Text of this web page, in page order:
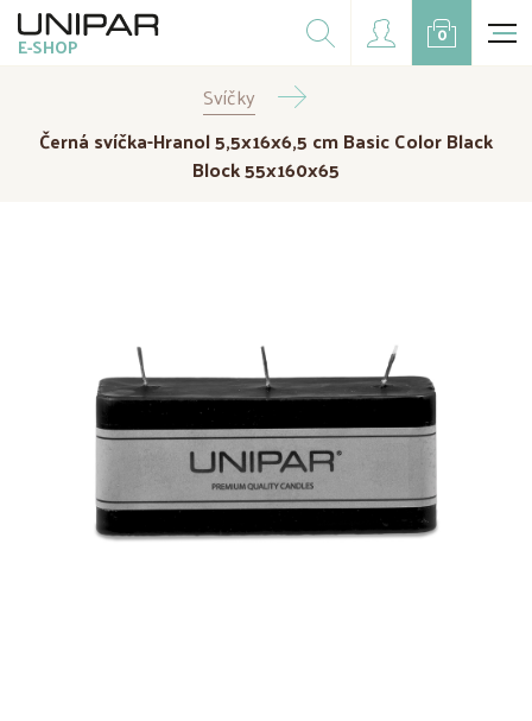
E-SHOP
Dárkové balíčky
Doplňky
Doprodej
CZK EUR
0
Svíčky
Černá svíčka-Hranol 5,5x16x6,5 cm Basic Color Black
Block 55x160x65